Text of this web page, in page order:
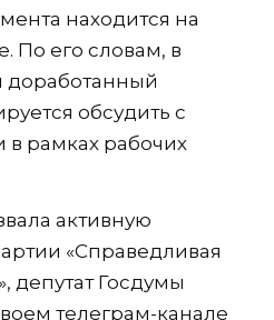
находится на
По его словам, в
обсудить с
рамках рабочих
активную
«Справедливая
депутат Госдумы
телеграм-канале